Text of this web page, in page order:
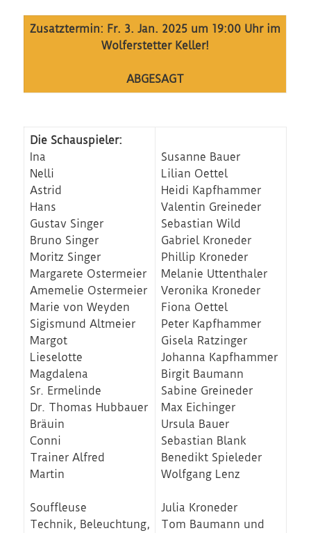
Zusatztermin: Fr. 3. Jan. 2025 um 19:00 Uhr im
Wolferstetter Keller!
ABGESAGT
Die Schauspieler:
Ina
Nelli
Astrid
Hans
Gustav Singer
Bruno Singer
Moritz Singer
Margarete Ostermeier
Amemelie Ostermeier
Marie von Weyden
Sigismund Altmeier
Margot
Lieselotte
Magdalena
Sr. Ermelinde
Dr. Thomas Hubbauer
Bräuin
Conni
Trainer Alfred
Martin
Souffleuse
Technik, Beleuchtung,
Susanne Bauer
Lilian Oettel
Heidi Kapfhammer
Valentin Greineder
Sebastian Wild
Gabriel Kroneder
Phillip Kroneder
Melanie Uttenthaler
Veronika Kroneder
Fiona Oettel
Peter Kapfhammer
Gisela Ratzinger
Johanna Kapfhammer
Birgit Baumann
Sabine Greineder
Max Eichinger
Ursula Bauer
Sebastian Blank
Benedikt Spieleder
Wolfgang Lenz
Julia Kroneder
Tom Baumann und